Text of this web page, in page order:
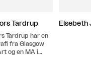
Tardrup
Tardrup har en
fra Glasgow
og en MA i
Elsebeth